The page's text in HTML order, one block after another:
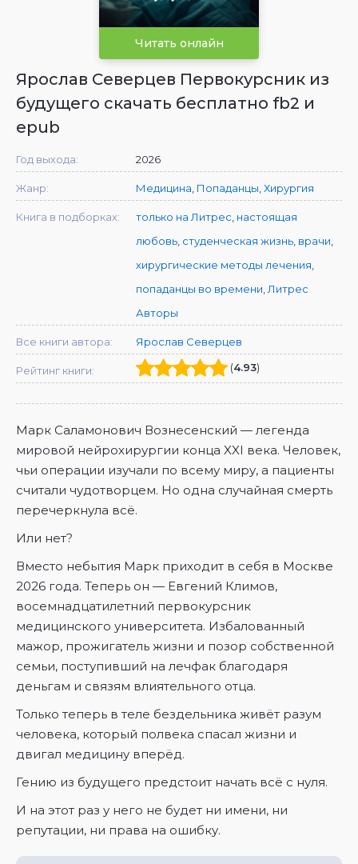
Читать онлайн
Ярослав Северцев Первокурсник из
будущего скачать бесплатно fb2 и
epub
Год выхода: 2026
Жанр: Медицина Попаданцы Хирургия
Книга в подборках: только на Литрес настоящая
любовь студенческая жизнь врачи
хирургические методы лечения
попаданцы во времени Литрес
Авторы
Все книги автора: Ярослав Северцев
Рейтинг книги: (4.93)
Марк Саламонович Вознесенский — легенда
мировой нейрохирургии конца XXI века. Человек,
чьи операции изучали по всему миру, а пациенты
считали чудотворцем. Но одна случайная смерть
перечеркнула всё.
Или нет?
Вместо небытия Марк приходит в себя в Москве
2026 года. Теперь он — Евгений Климов,
восемнадцатилетний первокурсник
медицинского университета. Избалованный
мажор, прожигатель жизни и позор собственной
семьи, поступивший на лечфак благодаря
деньгам и связям влиятельного отца.
Только теперь в теле бездельника живёт разум
человека, который полвека спасал жизни и
двигал медицину вперёд.
Гению из будущего предстоит начать всё с нуля.
И на этот раз у него не будет ни имени, ни
репутации, ни права на ошибку.